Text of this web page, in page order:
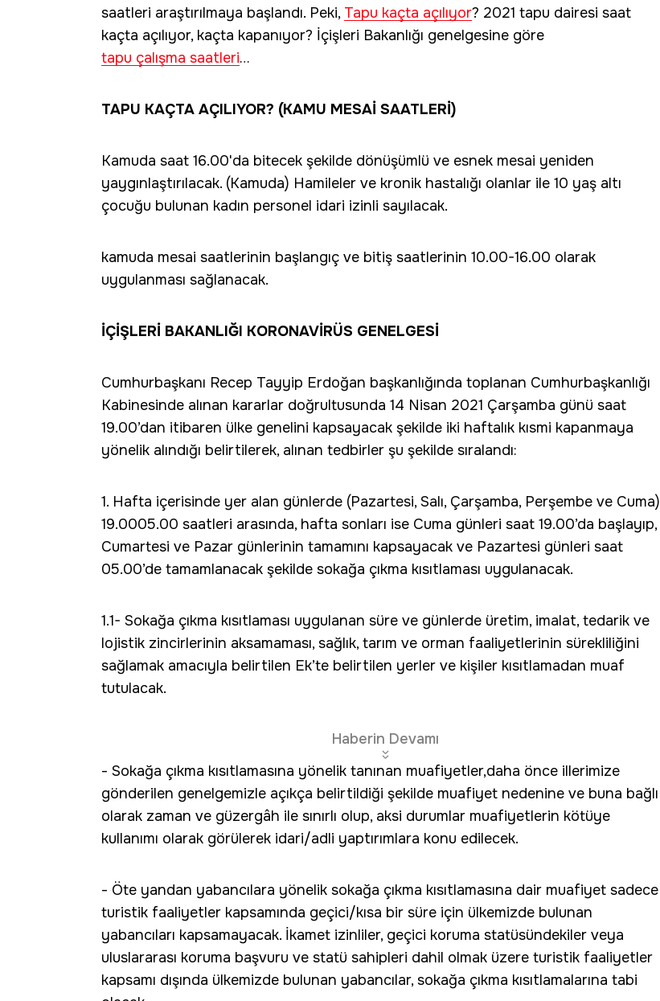
saatleri araştırılmaya başlandı. Peki, Tapu kaçta açılıyor? 2021 tapu dairesi saat
kaçta açılıyor, kaçta kapanıyor? İçişleri Bakanlığı genelgesine göre
tapu çalışma saatleri…
TAPU KAÇTA AÇILIYOR? (KAMU MESAİ SAATLERİ)
Kamuda saat 16.00'da bitecek şekilde dönüşümlü ve esnek mesai yeniden
yaygınlaştırılacak. (Kamuda) Hamileler ve kronik hastalığı olanlar ile 10 yaş altı
çocuğu bulunan kadın personel idari izinli sayılacak.
kamuda mesai saatlerinin başlangıç ve bitiş saatlerinin 10.00-16.00 olarak
uygulanması sağlanacak.
İÇİŞLERİ BAKANLIĞI KORONAVİRÜS GENELGESİ
Cumhurbaşkanı Recep Tayyip Erdoğan başkanlığında toplanan Cumhurbaşkanlığı
Kabinesinde alınan kararlar doğrultusunda 14 Nisan 2021 Çarşamba günü saat
19.00’dan itibaren ülke genelini kapsayacak şekilde iki haftalık kısmi kapanmaya
yönelik alındığı belirtilerek, alınan tedbirler şu şekilde sıralandı:
1. Hafta içerisinde yer alan günlerde (Pazartesi, Salı, Çarşamba, Perşembe ve Cuma)
19.00­05.00 saatleri arasında, hafta sonları ise Cuma günleri saat 19.00’da başlayıp,
Cumartesi ve Pazar günlerinin tamamını kapsayacak ve Pazartesi günleri saat
05.00’de tamamlanacak şekilde sokağa çıkma kısıtlaması uygulanacak.
1.1- Sokağa çıkma kısıtlaması uygulanan süre ve günlerde üretim, imalat, tedarik ve
lojistik zincirlerinin aksamaması, sağlık, tarım ve orman faaliyetlerinin sürekliliğini
sağlamak amacıyla belirtilen Ek’te belirtilen yerler ve kişiler kısıtlamadan muaf
tutulacak.
Haberin Devamı
- Sokağa çıkma kısıtlamasına yönelik tanınan muafiyetler,daha önce illerimize
gönderilen genelgemizle açıkça belirtildiği şekilde muafiyet nedenine ve buna bağlı
olarak zaman ve güzergâh ile sınırlı olup, aksi durumlar muafiyetlerin kötüye
kullanımı olarak görülerek idari/adli yaptırımlara konu edilecek.
- Öte yandan yabancılara yönelik sokağa çıkma kısıtlamasına dair muafiyet sadece
turistik faaliyetler kapsamında geçici/kısa bir süre için ülkemizde bulunan
yabancıları kapsamayacak. İkamet izinliler, geçici koruma statüsündekiler veya
uluslararası koruma başvuru ve statü sahipleri dahil olmak üzere turistik faaliyetler
kapsamı dışında ülkemizde bulunan yabancılar, sokağa çıkma kısıtlamalarına tabi